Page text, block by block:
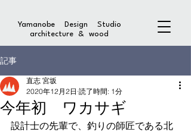
Yamanobe Design Studio
architecture & wood
記事
今年初 ワカサギ
直志 宮坂
2020年12月2日 読了時間: 1分
設計士の先輩で、釣りの師匠である北